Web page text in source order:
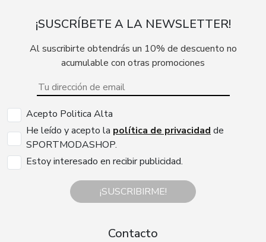
¡SUSCRÍBETE A LA NEWSLETTER!
Al suscribirte obtendrás un 10% de descuento no
acumulable con otras promociones
Acepto Politica Alta
He leído y acepto la política de privacidad de
SPORTMODASHOP.
Estoy interesado en recibir publicidad.
¡SUSCRIBIRME!
Contacto